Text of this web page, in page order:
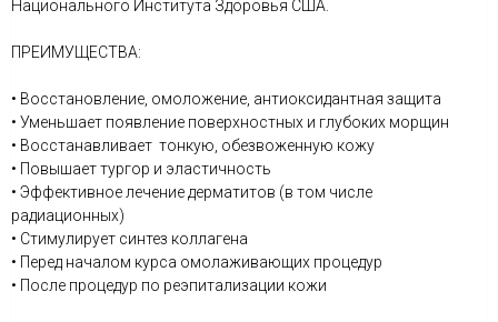
Национального Института Здоровья США.
ПРЕИМУЩЕСТВА:
• Восстановление, омоложение, антиоксидантная защита
• Уменьшает появление поверхностных и глубоких морщин
• Восстанавливает тонкую, обезвоженную кожу
• Повышает тургор и эластичность
• Эффективное лечение дерматитов (в том числе
радиационных)
• Стимулирует синтез коллагена
• Перед началом курса омолаживающих процедур
• После процедур по реэпитализации кожи